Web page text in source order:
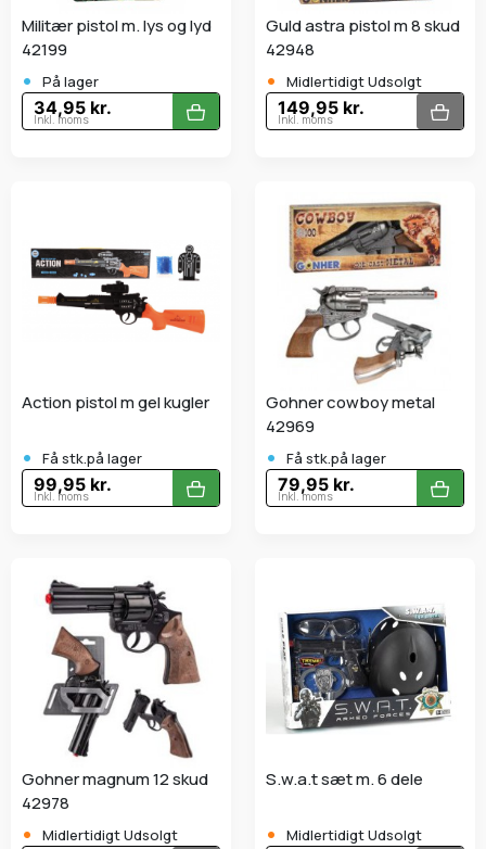
Militær pistol m. lys og lyd
42199
• På lager
34,95 kr.
Inkl. moms
Guld astra pistol m 8 skud
42948
• Midlertidigt Udsolgt
149,95 kr.
Inkl. moms
Action pistol m gel kugler
• Få stk.på lager
99,95 kr.
Inkl. moms
Gohner cowboy metal
42969
• Få stk.på lager
79,95 kr.
Inkl. moms
Gohner magnum 12 skud
42978
• Midlertidigt Udsolgt
S.w.a.t sæt m. 6 dele
• Midlertidigt Udsolgt